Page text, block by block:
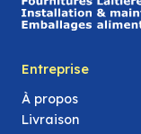
Entreprise
À propos
Livraison